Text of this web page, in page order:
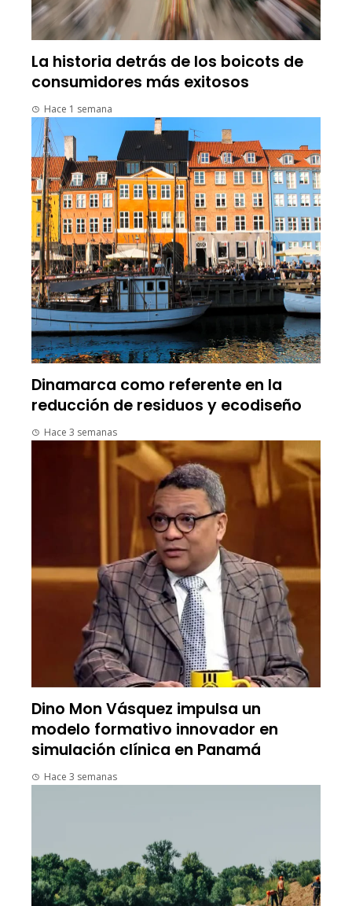
La historia detrás de los boicots de
consumidores más exitosos
Hace 1 semana
Dinamarca como referente en la
reducción de residuos y ecodiseño
Hace 3 semanas
Dino Mon Vásquez impulsa un
modelo formativo innovador en
simulación clínica en Panamá
Hace 3 semanas